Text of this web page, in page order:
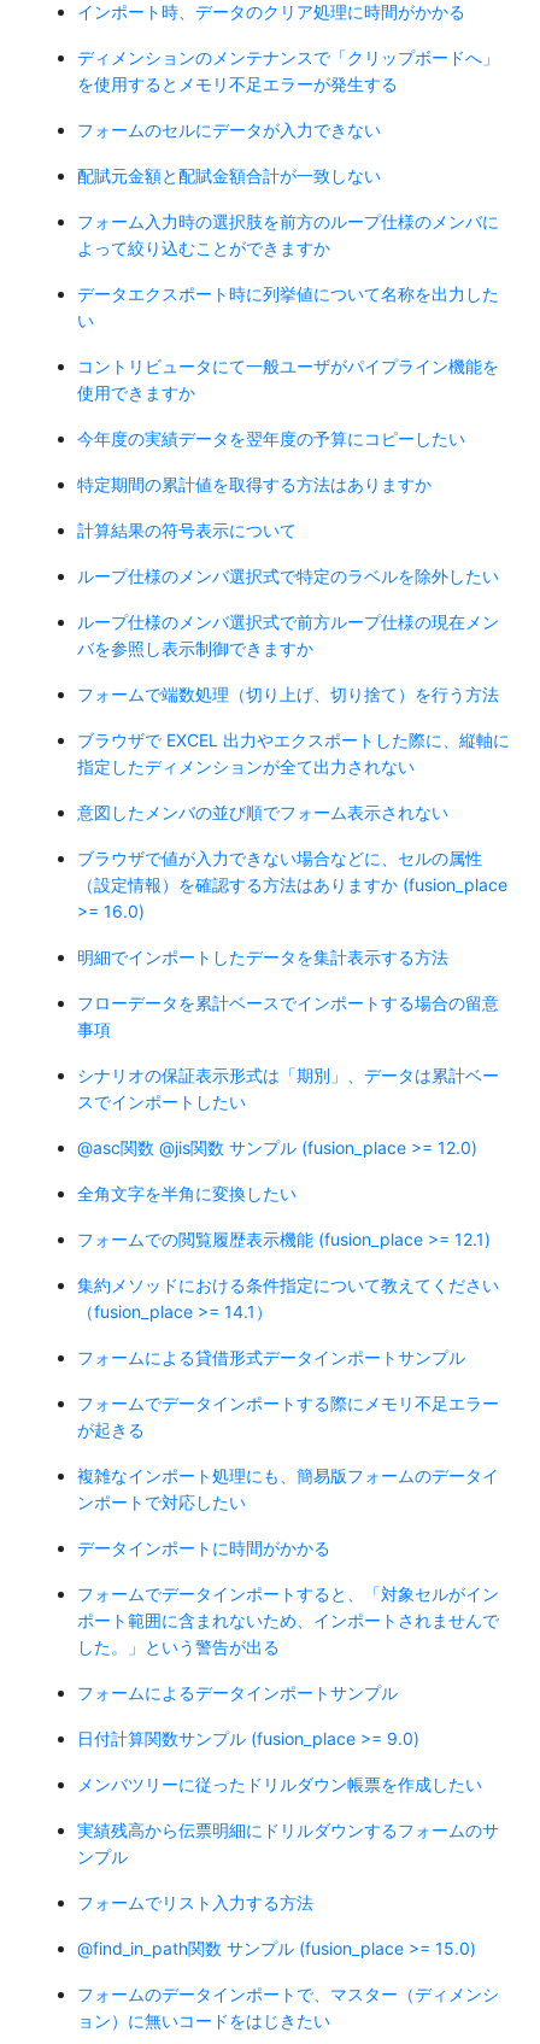
インポート時、データのクリア処理に時間がかかる
ディメンションのメンテナンスで「クリップボードへ」
を使用するとメモリ不足エラーが発生する
フォームのセルにデータが入力できない
配賦元金額と配賦金額合計が一致しない
フォーム入力時の選択肢を前方のループ仕様のメンバに
よって絞り込むことができますか
データエクスポート時に列挙値について名称を出力した
い
コントリビュータにて一般ユーザがパイプライン機能を
使用できますか
今年度の実績データを翌年度の予算にコピーしたい
特定期間の累計値を取得する方法はありますか
計算結果の符号表示について
ループ仕様のメンバ選択式で特定のラベルを除外したい
ループ仕様のメンバ選択式で前方ループ仕様の現在メン
バを参照し表示制御できますか
フォームで端数処理（切り上げ、切り捨て）を行う方法
ブラウザで EXCEL 出力やエクスポートした際に、縦軸に
指定したディメンションが全て出力されない
意図したメンバの並び順でフォーム表示されない
ブラウザで値が入力できない場合などに、セルの属性
（設定情報）を確認する方法はありますか (fusion_place
>= 16.0)
明細でインポートしたデータを集計表示する方法
フローデータを累計ベースでインポートする場合の留意
事項
シナリオの保証表示形式は「期別」、データは累計ベー
スでインポートしたい
@asc関数 @jis関数 サンプル (fusion_place >= 12.0)
全角文字を半角に変換したい
フォームでの閲覧履歴表示機能 (fusion_place >= 12.1)
集約メソッドにおける条件指定について教えてください
（fusion_place >= 14.1）
フォームによる貸借形式データインポートサンプル
フォームでデータインポートする際にメモリ不足エラー
が起きる
複雑なインポート処理にも、簡易版フォームのデータイ
ンポートで対応したい
データインポートに時間がかかる
フォームでデータインポートすると、「対象セルがイン
ポート範囲に含まれないため、インポートされませんで
した。」という警告が出る
フォームによるデータインポートサンプル
日付計算関数サンプル (fusion_place >= 9.0)
メンバツリーに従ったドリルダウン帳票を作成したい
実績残高から伝票明細にドリルダウンするフォームのサ
ンプル
フォームでリスト入力する方法
@find_in_path関数 サンプル (fusion_place >= 15.0)
フォームのデータインポートで、マスター（ディメンシ
ョン）に無いコードをはじきたい